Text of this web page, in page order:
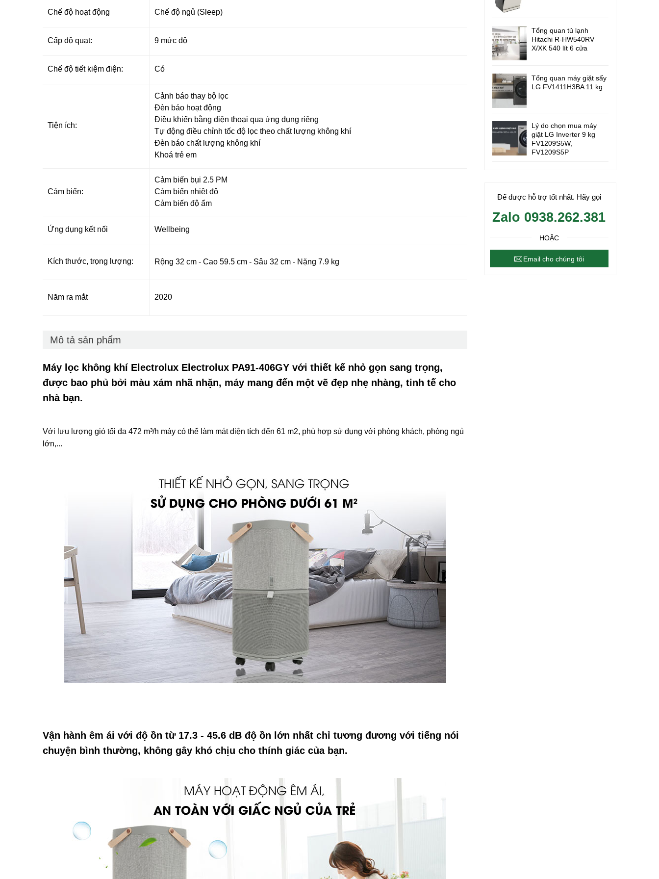
Chế độ hoạt động Chế độ ngủ (Sleep)
Cấp độ quạt: 9 mức độ
Chế độ tiết kiệm điện: Có
Tiện ích:
Cảnh báo thay bộ lọc
Đèn báo hoạt động
Điều khiển bằng điện thoại qua ứng dụng riêng
Tự động điều chỉnh tốc độ lọc theo chất lượng không khí
Đèn báo chất lượng không khí
Khoá trẻ em
Cảm biến:
Cảm biến bụi 2.5 PM
Cảm biến nhiệt độ
Cảm biến độ ẩm
Ứng dụng kết nối Wellbeing
Kích thước, trọng lượng: Rộng 32 cm - Cao 59.5 cm - Sâu 32 cm - Nặng 7.9 kg
Năm ra mắt 2020
Mô tả sản phẩm
Máy lọc không khí Electrolux Electrolux PA91-406GY với thiết kế nhỏ gọn sang trọng,
được bao phủ bởi màu xám nhã nhặn, máy mang đến một vẽ đẹp nhẹ nhàng, tinh tế cho
nhà bạn.
Với lưu lượng gió tối đa 472 m³/h máy có thể làm mát diện tích đến 61 m2, phù hợp sử dụng với phòng khách, phòng ngủ
lớn,...
Vận hành êm ái với độ ồn từ 17.3 - 45.6 dB độ ồn lớn nhất chỉ tương đương với tiếng nói
chuyện bình thường, không gây khó chịu cho thính giác của bạn.
Tổng quan tủ lạnh
Hitachi R-HW540RV
X/XK 540 lít 6 cửa
Tổng quan máy giặt sấy
LG FV1411H3BA 11 kg
Lý do chọn mua máy
giặt LG Inverter 9 kg
FV1209S5W,
FV1209S5P
Để được hỗ trợ tốt nhất. Hãy gọi
Zalo 0938.262.381
HOẶC
Email cho chúng tôi